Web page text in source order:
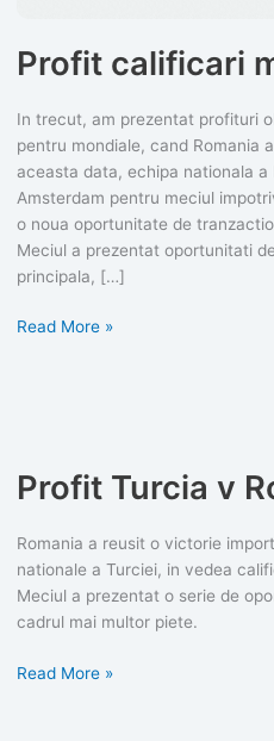
Profit calificari
In trecut, am prezentat profituri
pentru mondiale, cand Romania
aceasta data, echipa nationala a
Amsterdam pentru meciul
o noua oportunitate de
Meciul a prezentat oportunitati
principala, […]
Profit
Read More »
Profit Turcia v
Romania a reusit o victorie
nationale a Turciei, in vedea
Meciul a prezentat o serie de
cadrul mai multor piete.
Profit
Read More »